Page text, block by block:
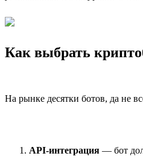
Как выбрать
На рынке десятки ботов, да не
API-интеграция — бот